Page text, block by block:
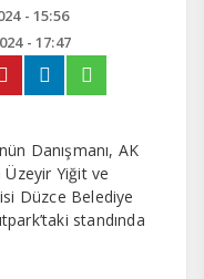
- 15:56
- 17:47
Danışmanı, AK
Yiğit ve
Düzce Belediye
standında